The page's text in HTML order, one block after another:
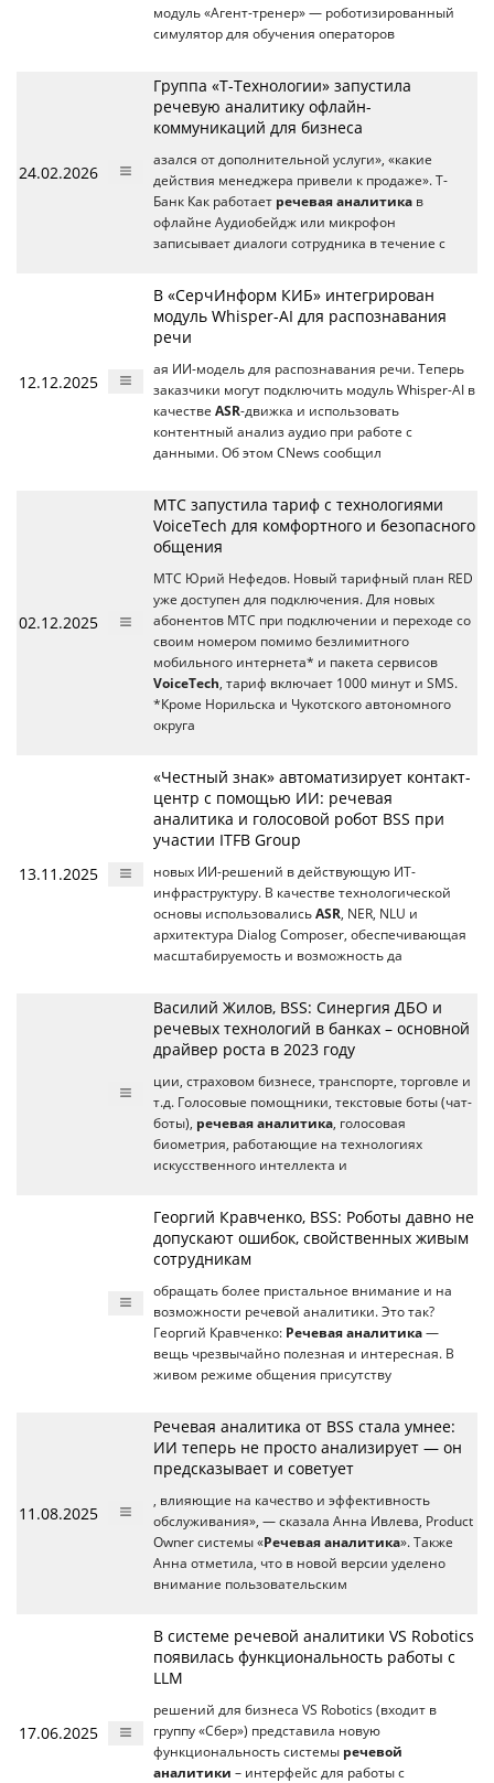
модуль «Агент-тренер» — роботизированный
симулятор для обучения операторов
24.02.2026
Группа «Т-Технологии» запустила
речевую аналитику офлайн-
коммуникаций для бизнеса
азался от дополнительной услуги», «какие
действия менеджера привели к продаже». Т-
Банк Как работает речевая аналитика в
офлайне Аудиобейдж или микрофон
записывает диалоги сотрудника в течение с
12.12.2025
В «СерчИнформ КИБ» интегрирован
модуль Whisper-AI для распознавания
речи
ая ИИ-модель для распознавания речи. Теперь
заказчики могут подключить модуль Whisper-AI в
качестве ASR-движка и использовать
контентный анализ аудио при работе с
данными. Об этом CNews сообщил
02.12.2025
МТС запустила тариф с технологиями
VoiceTech для комфортного и безопасного
общения
МТС Юрий Нефедов. Новый тарифный план RED
уже доступен для подключения. Для новых
абонентов МТС при подключении и переходе со
своим номером помимо безлимитного
мобильного интернета* и пакета сервисов
VoiceTech , тариф включает 1000 минут и SMS.
*Кроме Норильска и Чукотского автономного
округа
13.11.2025
«Честный знак» автоматизирует контакт-
центр с помощью ИИ: речевая
аналитика и голосовой робот BSS при
участии ITFB Group
новых ИИ-решений в действующую ИТ-
инфраструктуру. В качестве технологической
основы использовались ASR , NER, NLU и
архитектура Dialog Composer, обеспечивающая
масштабируемость и возможность да
Василий Жилов, BSS: Синергия ДБО и
речевых технологий в банках – основной
драйвер роста в 2023 году
ции, страховом бизнесе, транспорте, торговле и
т.д. Голосовые помощники, текстовые боты (чат-
боты), речевая аналитика , голосовая
биометрия, работающие на технологиях
искусственного интеллекта и
Георгий Кравченко, BSS: Роботы давно не
допускают ошибок, свойственных живым
сотрудникам
обращать более пристальное внимание и на
возможности речевой аналитики. Это так?
Георгий Кравченко: Речевая аналитика —
вещь чрезвычайно полезная и интересная. В
живом режиме общения присутству
11.08.2025
Речевая аналитика от BSS стала умнее:
ИИ теперь не просто анализирует — он
предсказывает и советует
, влияющие на качество и эффективность
обслуживания», — сказала Анна Ивлева, Product
Owner системы «Речевая аналитика». Также
Анна отметила, что в новой версии уделено
внимание пользовательским
17.06.2025
В системе речевой аналитики VS Robotics
появилась функциональность работы с
LLM
решений для бизнеса VS Robotics (входит в
группу «Сбер») представила новую
функциональность системы речевой
аналитики – интерфейс для работы с